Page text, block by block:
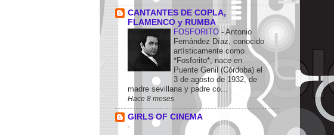
CANTANTES DE COPLA,
FLAMENCO y RUMBA
FOSFORITO - Antonio
Fernández Díaz, conocido
artísticamente como
*Fosforito*, nace en
Puente Genil (Córdoba) el
3 de agosto de 1932, de
madre sevillana y padre co...
Hace 8 meses
GIRLS OF CINEMA
-